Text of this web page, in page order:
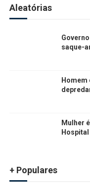
Aleatórias
saque-
Mulher
+ Populares